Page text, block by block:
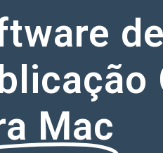
de
Mac